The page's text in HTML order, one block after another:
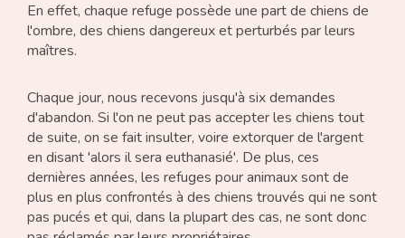
En effet, chaque refuge possède une part de chiens de
l'ombre, des chiens dangereux et perturbés par leurs
maîtres.
Chaque jour, nous recevons jusqu'à six demandes
d'abandon. Si l'on ne peut pas accepter les chiens tout
de suite, on se fait insulter, voire extorquer de l'argent
en disant 'alors il sera euthanasié'. De plus, ces
dernières années, les refuges pour animaux sont de
plus en plus confrontés à des chiens trouvés qui ne sont
pas pucés et qui, dans la plupart des cas, ne sont donc